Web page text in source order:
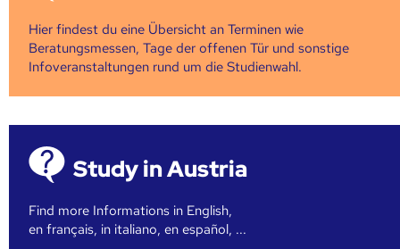
Hier findest du eine Übersicht an Terminen wie
Beratungsmessen, Tage der offenen Tür und sonstige
Infoveranstaltungen rund um die Studienwahl.
Study in Austria
Find more Informations in English,
en français, in italiano, en español, ...